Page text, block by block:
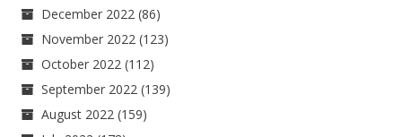
December 2022 (86)
November 2022 (123)
October 2022 (112)
September 2022 (139)
August 2022 (159)